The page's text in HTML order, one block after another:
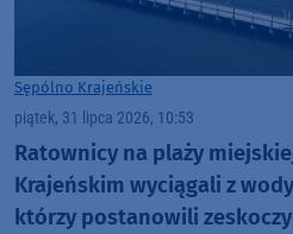
Sępólno Krajeńskie
piątek, 31 lipca 2026, 10:53
Ratownicy na plaży
Krajeńskim wyciągali z
którzy postanowili